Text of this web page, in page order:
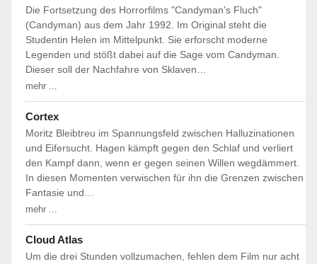
Die Fortsetzung des Horrorfilms "Candyman's Fluch"
(Candyman) aus dem Jahr 1992. Im Original steht die
Studentin Helen im Mittelpunkt. Sie erforscht moderne
Legenden und stößt dabei auf die Sage vom Candyman.
Dieser soll der Nachfahre von Sklaven…
mehr ...
Cortex
Moritz Bleibtreu im Spannungsfeld zwischen Halluzinationen
und Eifersucht. Hagen kämpft gegen den Schlaf und verliert
den Kampf dann, wenn er gegen seinen Willen wegdämmert.
In diesen Momenten verwischen für ihn die Grenzen zwischen
Fantasie und…
mehr ...
Cloud Atlas
Um die drei Stunden vollzumachen, fehlen dem Film nur acht